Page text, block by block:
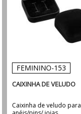
FEMININO-153
CAIXINHA DE VELUDO
Caixinha de veludo para